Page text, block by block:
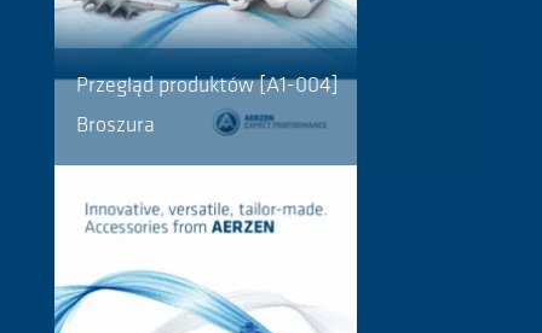
Przegląd produktów [A1-004]
Broszura